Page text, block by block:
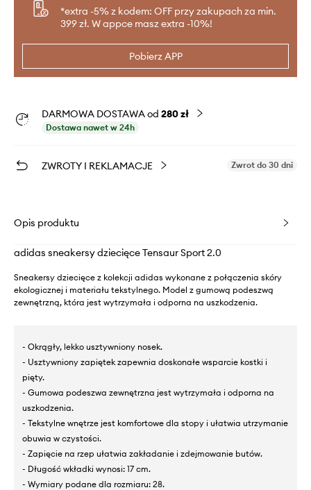
*extra -5% z kodem: OFF przy zakupach za min.
399 zł. W appce masz extra -10%!
Pobierz APP
DARMOWA DOSTAWA od 280 zł
Dostawa nawet w 24h
ZWROTY I REKLAMACJE Zwrot do 30 dni
Opis produktu
adidas sneakersy dziecięce Tensaur Sport 2.0
Sneakersy dziecięce z kolekcji adidas wykonane z połączenia skóry
ekologicznej i materiału tekstylnego. Model z gumową podeszwą
zewnętrzną, która jest wytrzymała i odporna na uszkodzenia.
- Okrągły, lekko usztywniony nosek.
- Usztywniony zapiętek zapewnia doskonałe wsparcie kostki i
pięty.
- Gumowa podeszwa zewnętrzna jest wytrzymała i odporna na
uszkodzenia.
- Tekstylne wnętrze jest komfortowe dla stopy i ułatwia utrzymanie
obuwia w czystości.
- Zapięcie na rzep ułatwia zakładanie i zdejmowanie butów.
- Długość wkładki wynosi: 17 cm.
- Wymiary podane dla rozmiaru: 28.